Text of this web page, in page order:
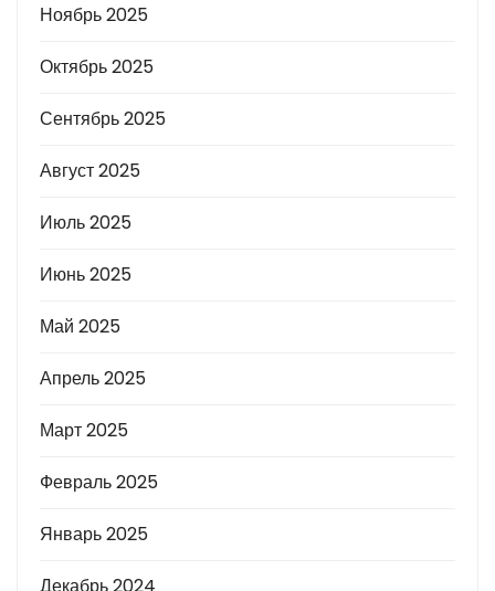
Ноябрь 2025
Октябрь 2025
Сентябрь 2025
Август 2025
Июль 2025
Июнь 2025
Май 2025
Апрель 2025
Март 2025
Февраль 2025
Январь 2025